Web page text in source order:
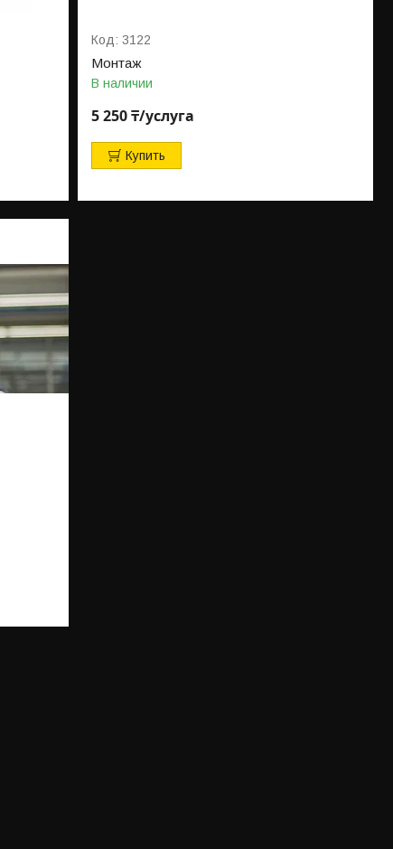
3122
Монтаж
В наличии
5 250 ₸/услуга
Купить